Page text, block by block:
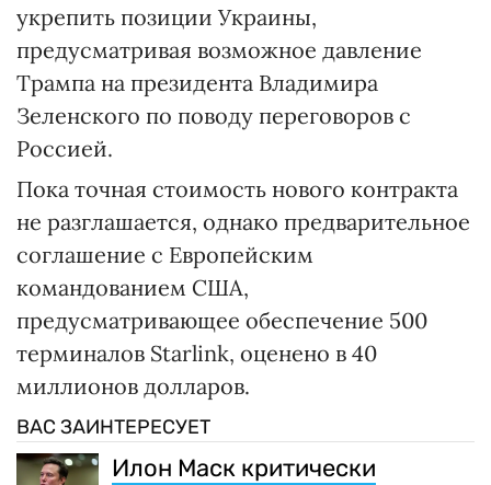
укрепить позиции Украины,
предусматривая возможное давление
Трампа на президента Владимира
Зеленского по поводу переговоров с
Россией.
Пока точная стоимость нового контракта
не разглашается, однако предварительное
соглашение с Европейским
командованием США,
предусматривающее обеспечение 500
терминалов Starlink, оценено в 40
миллионов долларов.
ВАС ЗАИНТЕРЕСУЕТ
Илон Маск критически